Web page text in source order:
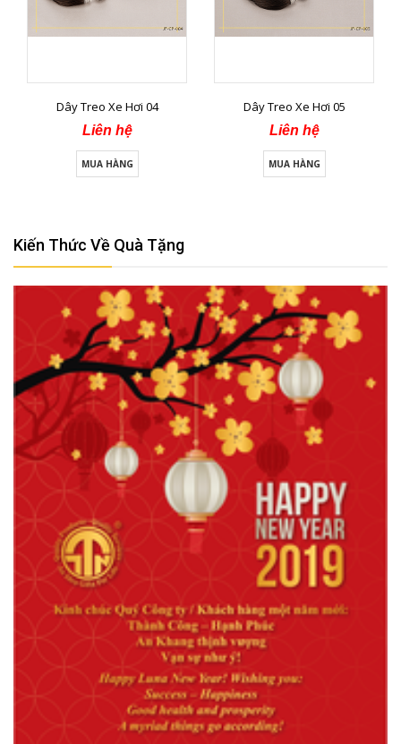
Dây Treo Xe Hơi 04
Liên hệ
MUA HÀNG
Dây Treo Xe Hơi 05
Liên hệ
MUA HÀNG
Kiến Thức Về Quà Tặng